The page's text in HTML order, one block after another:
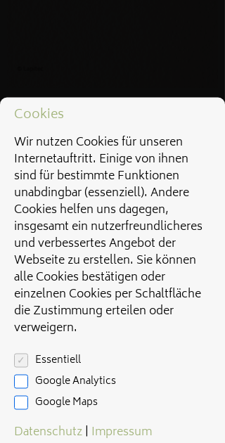
Cookies
Wir nutzen Cookies für unseren
Internetauftritt. Einige von ihnen
sind für bestimmte Funktionen
unabdingbar (essenziell). Andere
Cookies helfen uns dagegen,
insgesamt ein nutzerfreundlicheres
und verbessertes Angebot der
Webseite zu erstellen. Sie können
alle Cookies bestätigen oder
einzelnen Cookies per Schaltfläche
die Zustimmung erteilen oder
verweigern.
Essentiell
Google Analytics
Google Maps
Datenschutz| Impressum